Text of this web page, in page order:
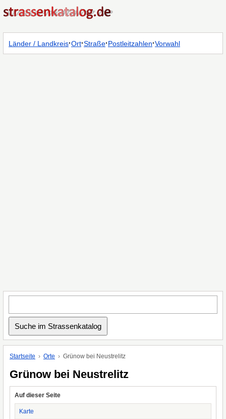
Länder / Landkreis·Ort·Straße·Postleitzahlen·Vorwahl
Startseite Orte Grünow bei Neustrelitz
Grünow bei Neustrelitz
Auf dieser Seite
Karte